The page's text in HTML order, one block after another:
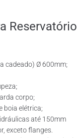
Reservatório
cadeado) Ø 600mm;
corpo;
boia elétrica;
até 150mm
exceto flanges.